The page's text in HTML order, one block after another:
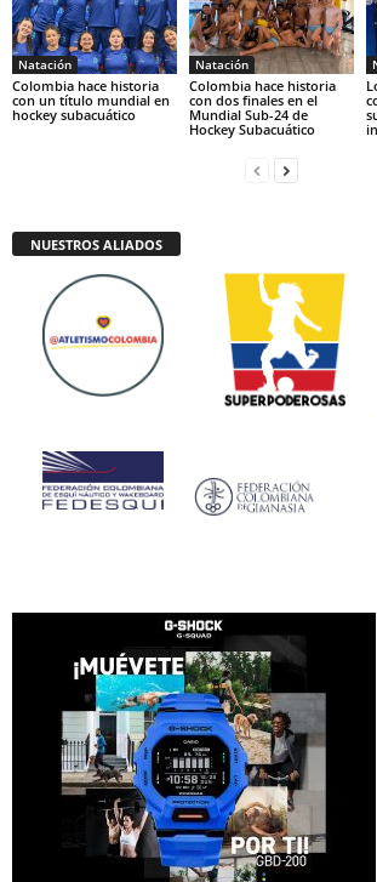
Natación
Colombia hace historia
con un título mundial en
hockey subacuático
Natación
Colombia hace historia
con dos finales en el
Mundial Sub-24 de
Hockey Subacuático
NUESTROS ALIADOS